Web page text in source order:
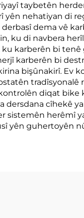
taybetên
yên nehatiyan di
dema vê
ku di navbera
ku karberên bi
karberên bi
bişûnakirî. Ev
tradîsyonalê
diqat bike
dersdana cîhekê
sistemên herêmî
yên guhertoyên